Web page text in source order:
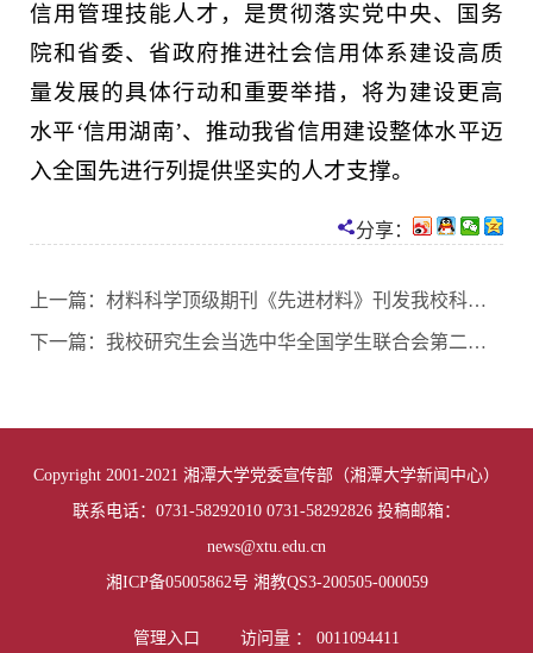
信用管理技能人才，是贯彻落实党中央、国务
院和省委、省政府推进社会信用体系建设高质
量发展的具体行动和重要举措，将为建设更高
水平‘信用湖南’、推动我省信用建设整体水平迈
入全国先进行列提供坚实的人才支撑。
分享：
上一篇： 材料科学顶级期刊《先进材料》刊发我校科研团队成果
下一篇： 我校研究生会当选中华全国学生联合会第二十八届委员会成员团体
Copyright 2001-2021 湘潭大学党委宣传部（湘潭大学新闻中心）
联系电话：0731-58292010 0731-58292826 投稿邮箱：
news@xtu.edu.cn
湘ICP备05005862号 湘教QS3-200505-000059
管理入口 访问量 ： 0011094411
01 of 03